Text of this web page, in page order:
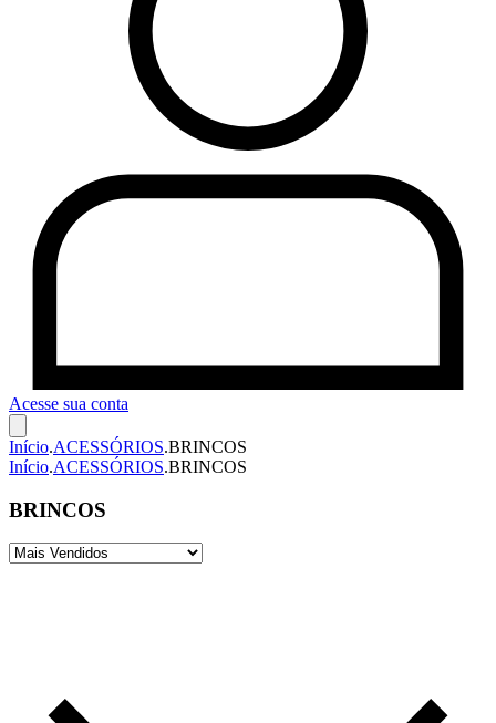
Acesse sua conta
Início.ACESSÓRIOS.BRINCOS
Início.ACESSÓRIOS.BRINCOS
BRINCOS